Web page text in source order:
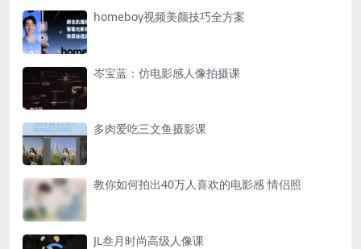
homeboy视频美颜技巧全方案
岑宝蓝：仿电影感人像拍摄课
多肉爱吃三文鱼摄影课
教你如何拍出40万人喜欢的电影感 情侣照
JL叁月时尚高级人像课